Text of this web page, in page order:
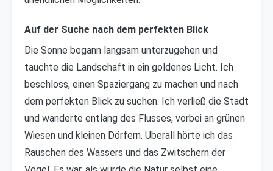
Auf der Suche nach dem perfekten Blick
Die Sonne begann langsam unterzugehen und
tauchte die Landschaft in ein goldenes Licht. Ich
beschloss, einen Spaziergang zu machen und nach
dem perfekten Blick zu suchen. Ich verließ die Stadt
und wanderte entlang des Flusses, vorbei an grünen
Wiesen und kleinen Dörfern. Überall hörte ich das
Rauschen des Wassers und das Zwitschern der